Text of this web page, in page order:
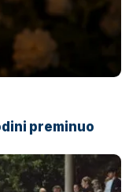
preminuo